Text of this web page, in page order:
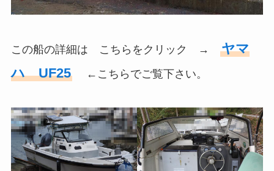
この船の詳細は こちらをクリック → ヤマ
ハ UF25←こちらでご覧下さい。